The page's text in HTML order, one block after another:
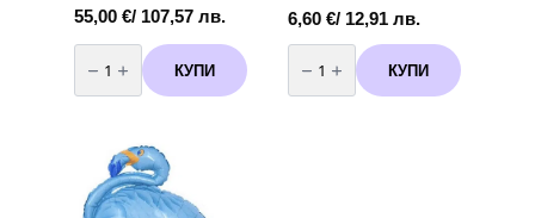
55,00 €/ 107,57 лв.
количество
за
Бутилка
с
еднократна
употреба
90
балона
КУПИ
6,60 €/ 12,91 лв.
количество
за
Балони
Металик
КУПИ